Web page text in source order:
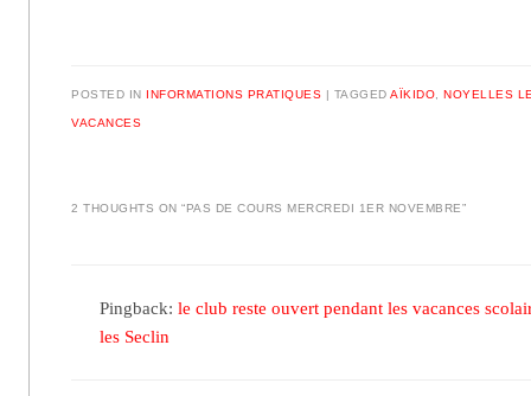
POSTED IN INFORMATIONS PRATIQUES | TAGGEDAÏKIDO ,NOYELLES
VACANCES
2 THOUGHTS ON “PAS DE COURS MERCREDI 1ER NOVEMBRE”
Pingback:le club reste ouvert pendant les vacances
les Seclin